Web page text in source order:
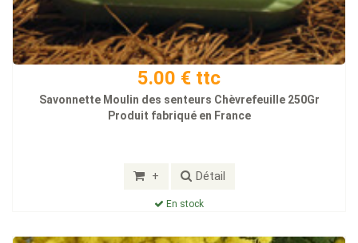
5.00 € ttc
Savonnette Moulin des senteurs Chèvrefeuille 250Gr
Produit fabriqué en France
+ Détail
En stock